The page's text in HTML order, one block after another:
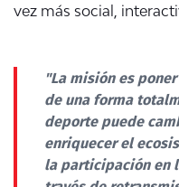
vez más social,
"La misión es
de una forma
deporte puede
enriquecer el
la participación en